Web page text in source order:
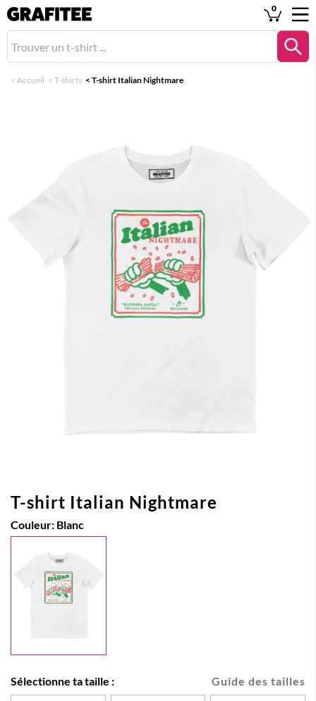
0
< Accueil < T-shirts < T-shirt Italian Nightmare
T-shirt Italian Nightmare
Couleur: Blanc
Guide des tailles
Sélectionne ta taille :